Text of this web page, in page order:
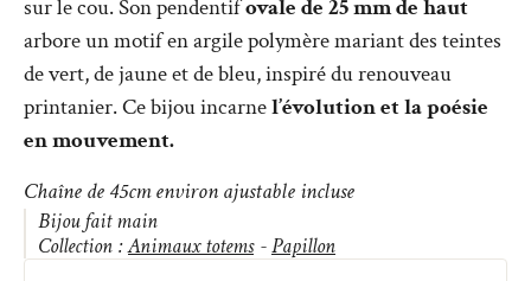
sur le cou. Son pendentifovale de 25 mm de haut
arbore un motif en argile polymère mariant des teintes
de vert, de jaune et de bleu, inspiré du renouveau
printanier. Ce bijou incarnel’évolution et la poésie
en mouvement.
Chaîne de 45cm environ ajustable incluse
Bijou fait main
Collection :Animaux totems -Papillon